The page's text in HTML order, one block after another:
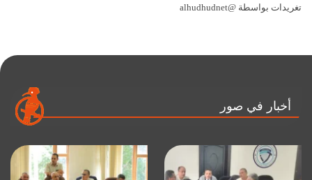
تغريدات بواسطة @alhudhudnet
أخبار في صور